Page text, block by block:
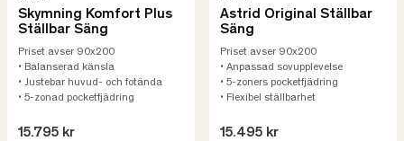
Skymning Komfort Plus
Ställbar Säng
Priset avser 90x200
• Balanserad känsla
• Justebar huvud- och fotända
• 5-zonad pocketfjädring
15.795 kr
Astrid Original Ställbar
Säng
Priset avser 90x200
• Anpassad sovupplevelse
• 5-zoners pocketfjädring
• Flexibel ställbarhet
15.495 kr